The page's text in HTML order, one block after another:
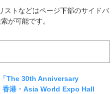
ストなどはページ下部のサイドバ
が可能です。
The 30th Anniversary
港・Asia World Expo Hall